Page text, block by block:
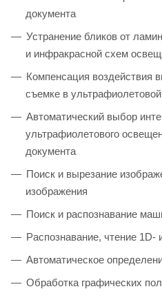
документа
Устранение бликов от
и инфракрасной схем
Компенсация воздействия
съемке в
Автоматический выбор
ультрафиолетового
документа
Поиск и вырезание
изображения
Поиск и распознавание
Распознавание, чтение 1D-
Автоматическое
Обработка графических